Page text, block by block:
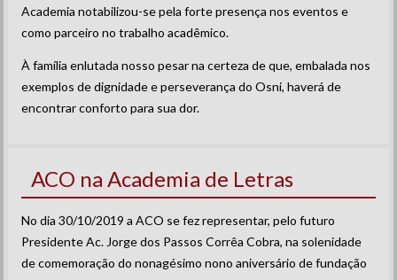
Academia notabilizou-se pela forte presença nos eventos e
como parceiro no trabalho acadêmico.
À família enlutada nosso pesar na certeza de que, embalada nos
exemplos de dignidade e perseverança do Osni, haverá de
encontrar conforto para sua dor.
ACO na Academia de Letras
No dia 30/10/2019 a ACO se fez representar, pelo futuro
Presidente Ac. Jorge dos Passos Corrêa Cobra, na solenidade
de comemoração do nonagésimo nono aniversário de fundação